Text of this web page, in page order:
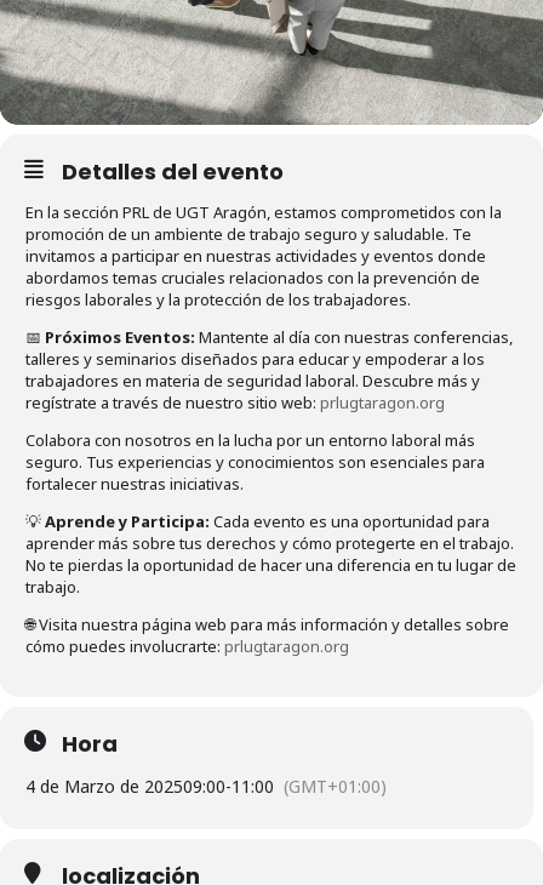
Detalles del evento
En la sección PRL de UGT Aragón, estamos comprometidos con la
promoción de un ambiente de trabajo seguro y saludable. Te
invitamos a participar en nuestras actividades y eventos donde
abordamos temas cruciales relacionados con la prevención de
riesgos laborales y la protección de los trabajadores.
📅 Próximos Eventos: Mantente al día con nuestras conferencias,
talleres y seminarios diseñados para educar y empoderar a los
trabajadores en materia de seguridad laboral. Descubre más y
regístrate a través de nuestro sitio web: prlugtaragon.org
Colabora con nosotros en la lucha por un entorno laboral más
seguro. Tus experiencias y conocimientos son esenciales para
fortalecer nuestras iniciativas.
💡Aprende y Participa: Cada evento es una oportunidad para
aprender más sobre tus derechos y cómo protegerte en el trabajo.
No te pierdas la oportunidad de hacer una diferencia en tu lugar de
trabajo.
🌐 Visita nuestra página web para más información y detalles sobre
cómo puedes involucrarte: prlugtaragon.org
Hora
4 de Marzo de 202509:00-11:00 (GMT+01:00)
localización